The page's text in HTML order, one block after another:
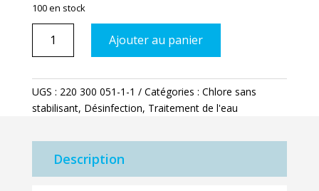
100 en stock
longue
durée
5.10
Ajouter au panier
UGS : 220 300 051-1-1 Catégories : Chlore sans
stabilisant, Désinfection, Traitement de l'eau
Description